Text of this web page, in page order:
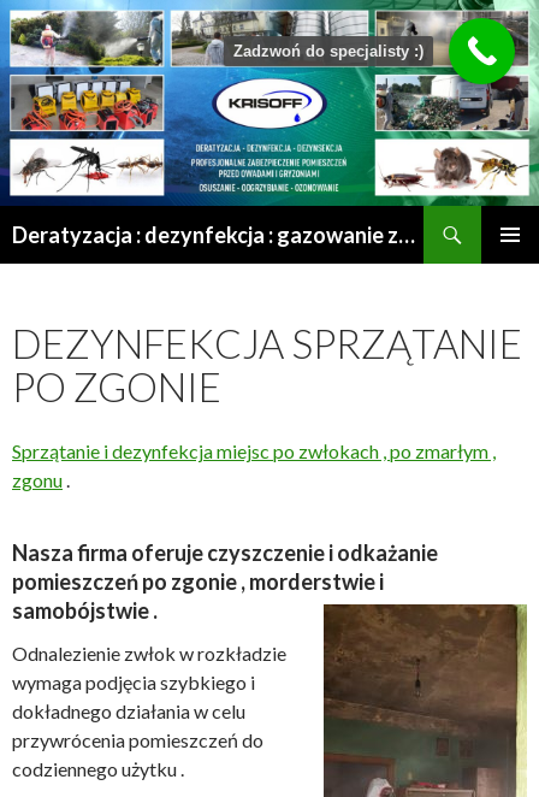
Deratyzacja : dezynfekcja : gazowanie zboża : odgrzybianie : odkomarzanie : osuszanie po zalaniu | Mrągowo – Olsztyn – Szczytno – Ełk – Przasnysz – Grajewo
DEZYNFEKCJA SPRZĄTANIE
PO ZGONIE
Sprzątanie i dezynfekcja miejsc po zwłokach , po zmarłym ,
zgonu
Nasza firma oferuje czyszczenie i odkażanie
pomieszczeń po zgonie , morderstwie i
samobójstwie .
Odnalezienie zwłok w rozkładzie
wymaga podjęcia szybkiego i
dokładnego działania w celu
przywrócenia pomieszczeń do
codziennego użytku .
Zadzwoń do specjalisty :)